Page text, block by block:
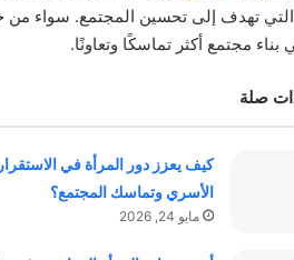
تهدف إلى تحسين المجتمع. سواء من
بناء مجتمع أكثر تماسكًا وتعاونًا.
صلة
كيف يعزز دور المرأة في الاستقرار
الأسري وتماسك المجتمع؟
مايو 24, 2026